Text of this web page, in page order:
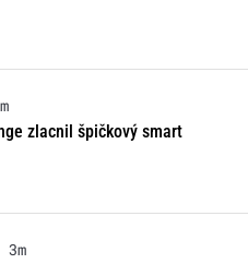
zlacnil špičkový smart
3m